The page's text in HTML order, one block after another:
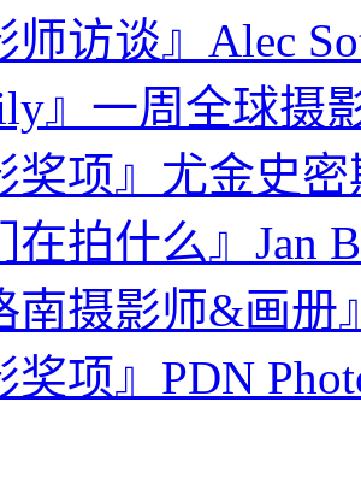
师访谈』Alec
』一周全球摄
奖项』尤金史
在拍什么』Jan
南摄影师&画册
奖项』PDN